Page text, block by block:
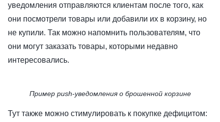
уведомления отправляются клиентам после того, как
они посмотрели товары или добавили их в корзину, но
не купили. Так можно напомнить пользователям, что
они могут заказать товары, которыми недавно
интересовались.
Пример push-уведомления о брошенной корзине
Тут также можно стимулировать к покупке дефицитом: